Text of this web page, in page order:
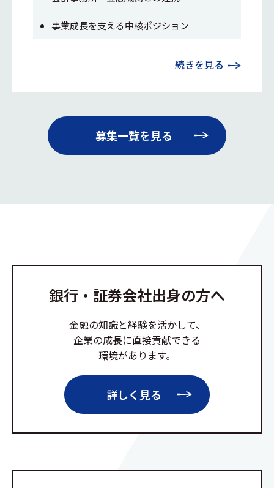
事業成長を支える中核ポジション
続きを見る
募集一覧を見る
銀行・証券会社出身の方へ
金融の知識と経験を活かして、
企業の成長に直接貢献できる
環境があります。
詳しく見る